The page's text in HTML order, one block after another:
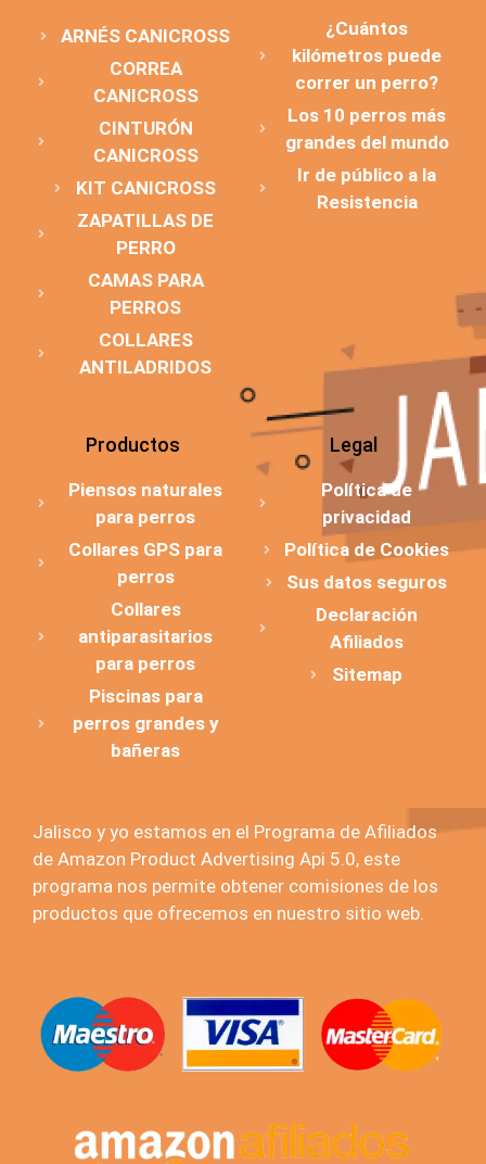
ARNÉS CANICROSS
CORREA
CANICROSS
CINTURÓN
CANICROSS
KIT CANICROSS
ZAPATILLAS DE
PERRO
CAMAS PARA
PERROS
COLLARES
ANTILADRIDOS
¿Cuántos
kilómetros puede
correr un perro?
Los 10 perros más
grandes del mundo
Ir de público a la
Resistencia
Productos
Piensos naturales
para perros
Collares GPS para
perros
Collares
antiparasitarios
para perros
Piscinas para
perros grandes y
bañeras
Legal
Política de
privacidad
Política de Cookies
Sus datos seguros
Declaración
Afiliados
Sitemap
Jalisco y yo estamos en el Programa de Afiliados
de Amazon Product Advertising Api 5.0, este
programa nos permite obtener comisiones de los
productos que ofrecemos en nuestro sitio web.